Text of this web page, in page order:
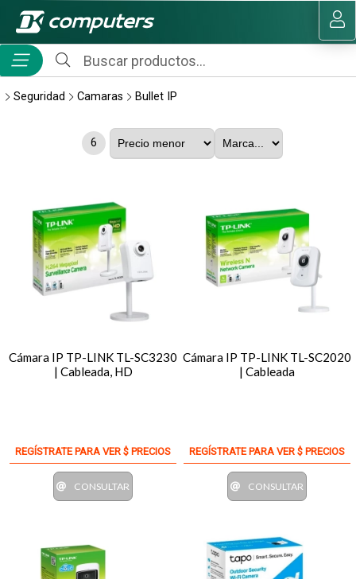
MI COMPRA
Seguridad Camaras Bullet IP
6
Cámara IP TP-LINK TL-SC3230
| Cableada, HD
REGÍSTRATE PARA VER $ PRECIOS
CONSULTAR
Cámara IP TP-LINK TL-SC2020
| Cableada
REGÍSTRATE PARA VER $ PRECIOS
CONSULTAR